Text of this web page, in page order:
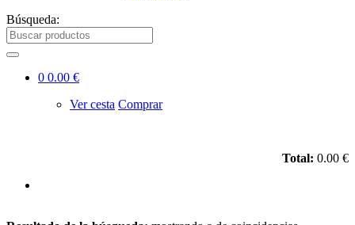
Búsqueda:
0 0.00 €
Ver cesta Comprar
Total: 0.00 €